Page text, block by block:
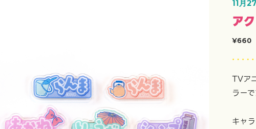
11月
ア
¥660
TVア
ラー
キャ